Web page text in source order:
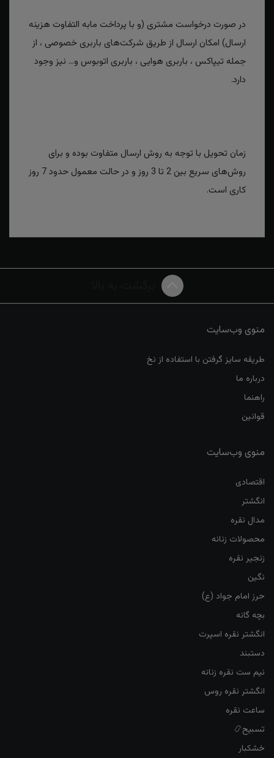
در صورت درخواست مشتری (و با پرداخت مابه التفاوت هزینه
ارسال) امکان ارسال از طریق شرکت‌های باربری خصوصی ، از
جمله تیپاکس ، باربری هوایی ، باربری اتوبوس و... نیز وجود
دارد.
زمان تحویل با توجه به روش ارسال متفاوت بوده و برای
روش‌های سریع بین 2 تا 3 روز و در حالت معمول حدود 7 روز
کاری است.
منوی وب‌سایت
طریقه سایز گرفتن با استفاده از نخ
درباره ما
راهنما
قوانین
منوی وب‌سایت
اقتصادی
انگشتر
مدال نقره
محصولات زنانه
زنجیر نقره
نگین
حرز امام جواد (ع)
بچه گانه
انگشتر نقره اسپرت
دستبند
نیم ست نقره زنانه
انگشتر نقره روس
ساعت نقره
تسبیح📿
خشکبار